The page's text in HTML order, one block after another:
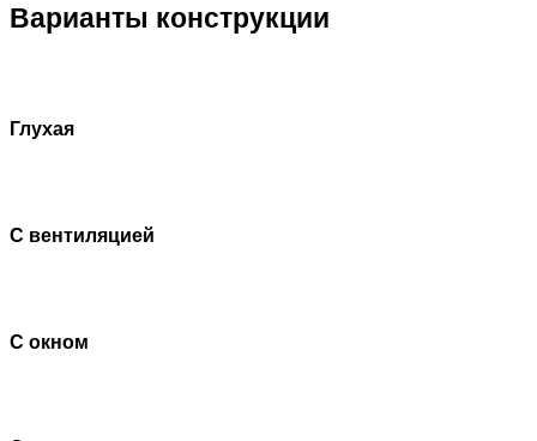
Варианты конструкции
Глухая
С вентиляцией
С окном